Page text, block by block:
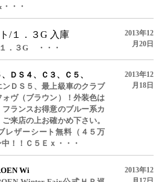
・・
/１．３G 入庫
．３G ・・・
2013年12
月20日
ＤＳ４、Ｃ３、Ｃ５、
ンＤＳ５、最上級車のクラブ
ォヴ（ブラウン）！外装色は
ランスお得意のブルー系カ
来店の上お確かめ下さい。
レザーシート無料（４５万
！！Ｃ５Ｅｘ・・・
2013年12
月18日
Wi
2013年12